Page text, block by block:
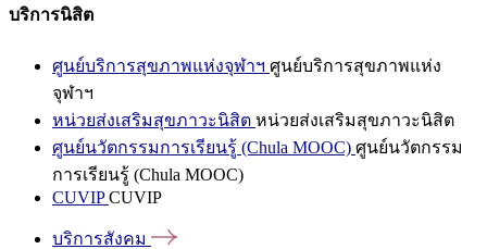
บริการนิสิต
ศูนย์บริการสุขภาพแห่งจุฬาฯ ศูนย์บริการสุขภาพแห่ง
จุฬาฯ
หน่วยส่งเสริมสุขภาวะนิสิต หน่วยส่งเสริมสุขภาวะนิสิต
ศูนย์นวัตกรรมการเรียนรู้ (Chula MOOC) ศูนย์นวัตกรรม
การเรียนรู้ (Chula MOOC)
CUVIPCUVIP
บริการสังคม